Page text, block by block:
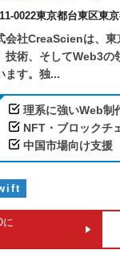
0022東京都台東区東
会社CreaScienは、
技術、そしてWeb3の
ます。独...
理系に強いWeb制
NFT・ブロックチ
中国市場向け支援
に